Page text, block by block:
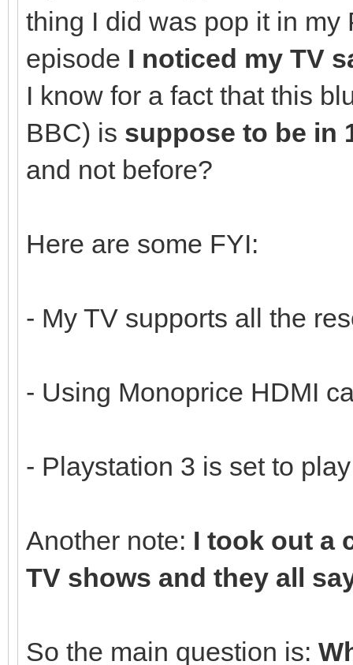
thing I did was pop it in my
episode I noticed my TV
I know for a fact that this
BBC) is suppose to be in
and not before?
Here are some FYI:
- My TV supports all the
- Using Monoprice HDMI
- Playstation 3 is set to
Another note: I took out a
TV shows and they all
So the main question is: